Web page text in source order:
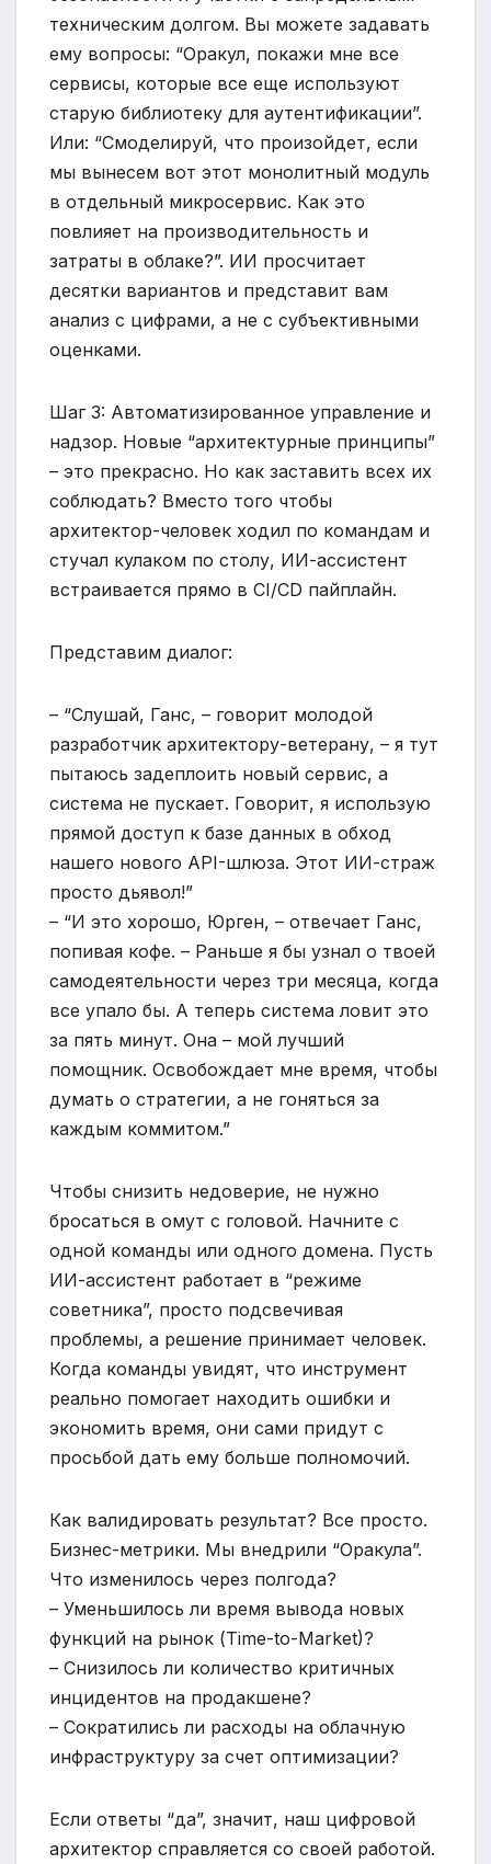
техническим долгом. Вы можете задавать
ему вопросы: “Оракул, покажи мне все
сервисы, которые все еще используют
старую библиотеку для аутентификации”.
Или: “Смоделируй, что произойдет, если
мы вынесем вот этот монолитный модуль
в отдельный микросервис. Как это
повлияет на производительность и
затраты в облаке?”. ИИ просчитает
десятки вариантов и представит вам
анализ с цифрами, а не с субъективными
оценками.
Шаг 3: Автоматизированное управление и
надзор. Новые “архитектурные принципы”
– это прекрасно. Но как заставить всех их
соблюдать? Вместо того чтобы
архитектор-человек ходил по командам и
стучал кулаком по столу, ИИ-ассистент
встраивается прямо в CI/CD пайплайн.
Представим диалог:
– “Слушай, Ганс, – говорит молодой
разработчик архитектору-ветерану, – я тут
пытаюсь задеплоить новый сервис, а
система не пускает. Говорит, я использую
прямой доступ к базе данных в обход
нашего нового API-шлюза. Этот ИИ-страж
просто дьявол!”
– “И это хорошо, Юрген, – отвечает Ганс,
попивая кофе. – Раньше я бы узнал о твоей
самодеятельности через три месяца, когда
все упало бы. А теперь система ловит это
за пять минут. Она – мой лучший
помощник. Освобождает мне время, чтобы
думать о стратегии, а не гоняться за
каждым коммитом.”
Чтобы снизить недоверие, не нужно
бросаться в омут с головой. Начните с
одной команды или одного домена. Пусть
ИИ-ассистент работает в “режиме
советника”, просто подсвечивая
проблемы, а решение принимает человек.
Когда команды увидят, что инструмент
реально помогает находить ошибки и
экономить время, они сами придут с
просьбой дать ему больше полномочий.
Как валидировать результат? Все просто.
Бизнес-метрики. Мы внедрили “Оракула”.
Что изменилось через полгода?
– Уменьшилось ли время вывода новых
функций на рынок (Time-to-Market)?
– Снизилось ли количество критичных
инцидентов на продакшене?
– Сократились ли расходы на облачную
инфраструктуру за счет оптимизации?
Если ответы “да”, значит, наш цифровой
архитектор справляется со своей работой.